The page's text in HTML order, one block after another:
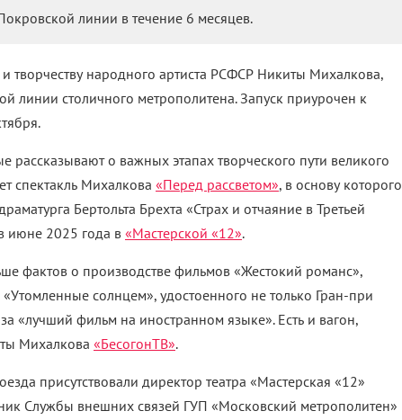
линии в течение 6 месяцев.
творчеству народного артиста РСФСР Никиты Михалкова,
линии столичного метрополитена. Запуск приурочен к
рассказывают о важных этапах творческого пути великого
спектакль Михалкова «Перед рассветом», в основу которого
Бертольта Брехта «Страх и отчаяние в Третьей
июне 2025 года в «Мастерской «12».
фактов о производстве фильмов «Жестокий романс»,
«Утомленные солнцем», удостоенного не только Гран-при
«лучший фильм на иностранном языке». Есть и вагон,
Михалкова «БесогонТВ».
присутствовали директор театра «Мастерская «12»
Службы внешних связей ГУП «Московский метрополитен»